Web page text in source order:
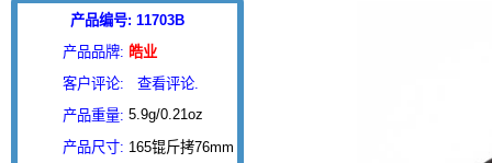
产品编号: 11703B
产品品牌: 皓业
客户评论:
查看评论.
产品重量: 5.9g/0.21oz
产品尺寸: 165锟斤拷76mm